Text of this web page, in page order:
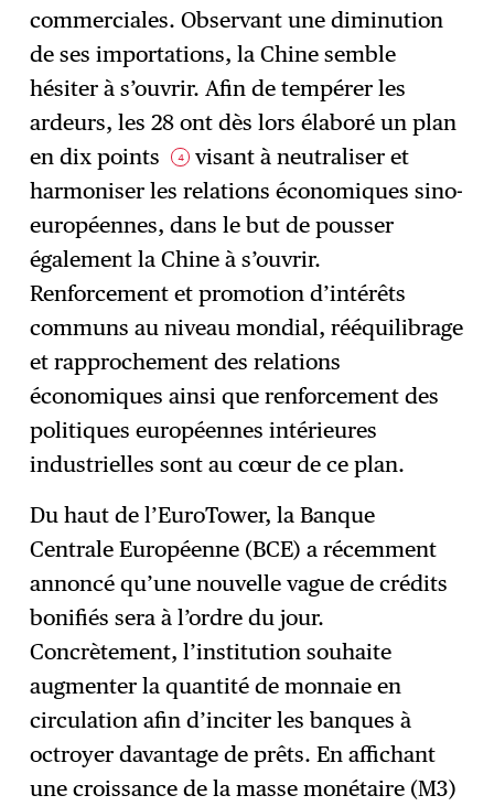
commerciales. Observant une diminution
de ses importations, la Chine semble
hésiter à s’ouvrir. Afin de tempérer les
ardeurs, les 28 ont dès lors élaboré un plan
en dix points 4
visant à neutraliser et
harmoniser les relations économiques sino-
européennes, dans le but de pousser
également la Chine à s’ouvrir.
Renforcement et promotion d’intérêts
communs au niveau mondial, rééquilibrage
et rapprochement des relations
économiques ainsi que renforcement des
politiques européennes intérieures
industrielles sont au cœur de ce plan.
Du haut de l’EuroTower, la Banque
Centrale Européenne (BCE) a récemment
annoncé qu’une nouvelle vague de crédits
bonifiés sera à l’ordre du jour.
Concrètement, l’institution souhaite
augmenter la quantité de monnaie en
circulation afin d’inciter les banques à
octroyer davantage de prêts. En affichant
une croissance de la masse monétaire (M3)